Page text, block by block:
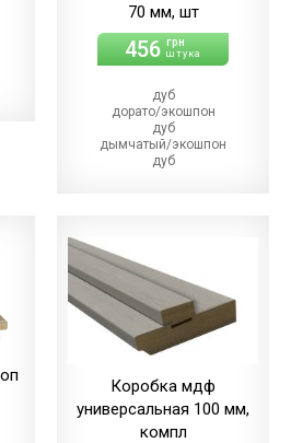
70 мм, шт
456 грн
штука
дуб
дорато/экошпон
дуб
дымчатый/экошпон
дуб
мерсо/ПВХ
(+22.00 грн)
дуб
светлый/экошпон
дуб
шале/ПВХ
(+22.00 грн)
Коробка мдф
универсальная 100 мм,
компл